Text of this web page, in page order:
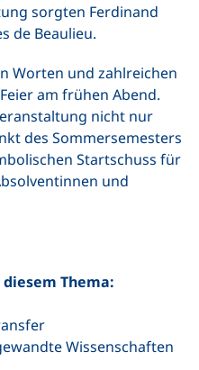
sorgten Ferdinand
de Beaulieu.
Worten und zahlreichen
am frühen Abend.
nicht nur
des Sommersemesters
Startschuss für
und
Thema:
Wissenschaften